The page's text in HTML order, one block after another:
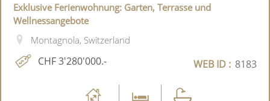
Exklusive Ferienwohnung: Garten, Terrasse und
Wellnessangebote
Montagnola, Switzerland
CHF 3'280'000.- WEB ID : 8183